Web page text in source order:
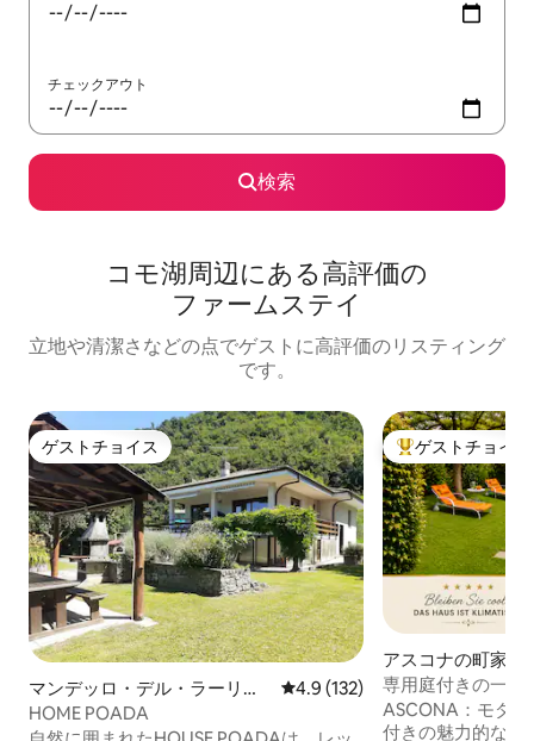
チェックアウト
検索
コモ湖周辺にあ⁠る高⁠評⁠価⁠の
フ⁠ァ⁠ー⁠ム⁠ス⁠テ⁠イ
立地や清潔さなどの点でゲストに高評価のリスティング
です。
ゲストチョイス
ゲストチョイス
マンデッロ・デル・ラーリオ
の一軒家
レビュー132件、5つ星中4.9つ
4.9 (132)
HOME POADA
大好評のゲスト
ゲストチョイス
アスコナの町家・
専用庭付きの一軒
なロケーション
ASCONA：モダ
付きの魅力的な伝